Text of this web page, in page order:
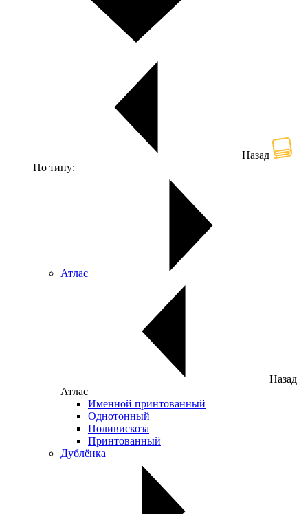
Назад
По типу:
Атлас
Назад
Атлас
Именной принтованный
Однотонный
Поливискоза
Принтованный
Дублёнка